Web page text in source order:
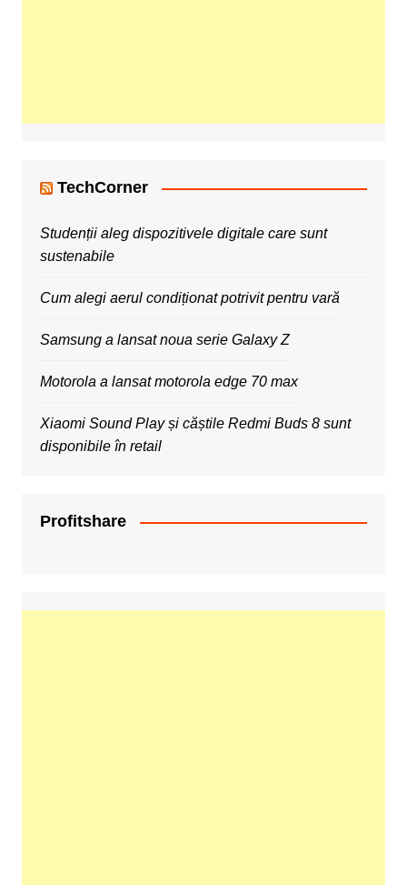
TechCorner
Studenții aleg dispozitivele digitale care sunt
sustenabile
Cum alegi aerul condiționat potrivit pentru vară
Samsung a lansat noua serie Galaxy Z
Motorola a lansat motorola edge 70 max
Xiaomi Sound Play și căștile Redmi Buds 8 sunt
disponibile în retail
Profitshare